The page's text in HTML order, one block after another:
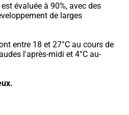
évaluée à 90%, avec des
de larges
entre 18 et 27°C au cours de
l'après-midi et 4°C au-